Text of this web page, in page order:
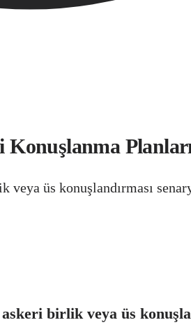
üs konuşlandırması
birlik veya üs